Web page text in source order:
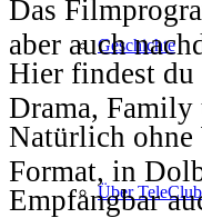
Geschichte
Über TeleClub
Das
aber auch
Hier findest du
Drama,
Natürlich ohne
Format, in
Empfangbar